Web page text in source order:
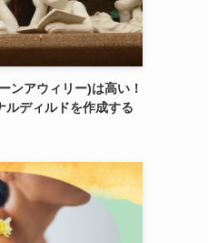
ンアウィリー)は高い！
ルディルドを作成する